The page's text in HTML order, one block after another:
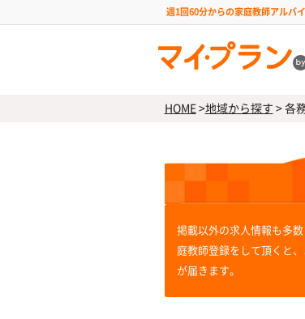
週1回60分からの家庭教師アルバ
HOME>地域から探す >各
掲載以外の求人情報も多
庭教師登録をして頂くと
が届きます。